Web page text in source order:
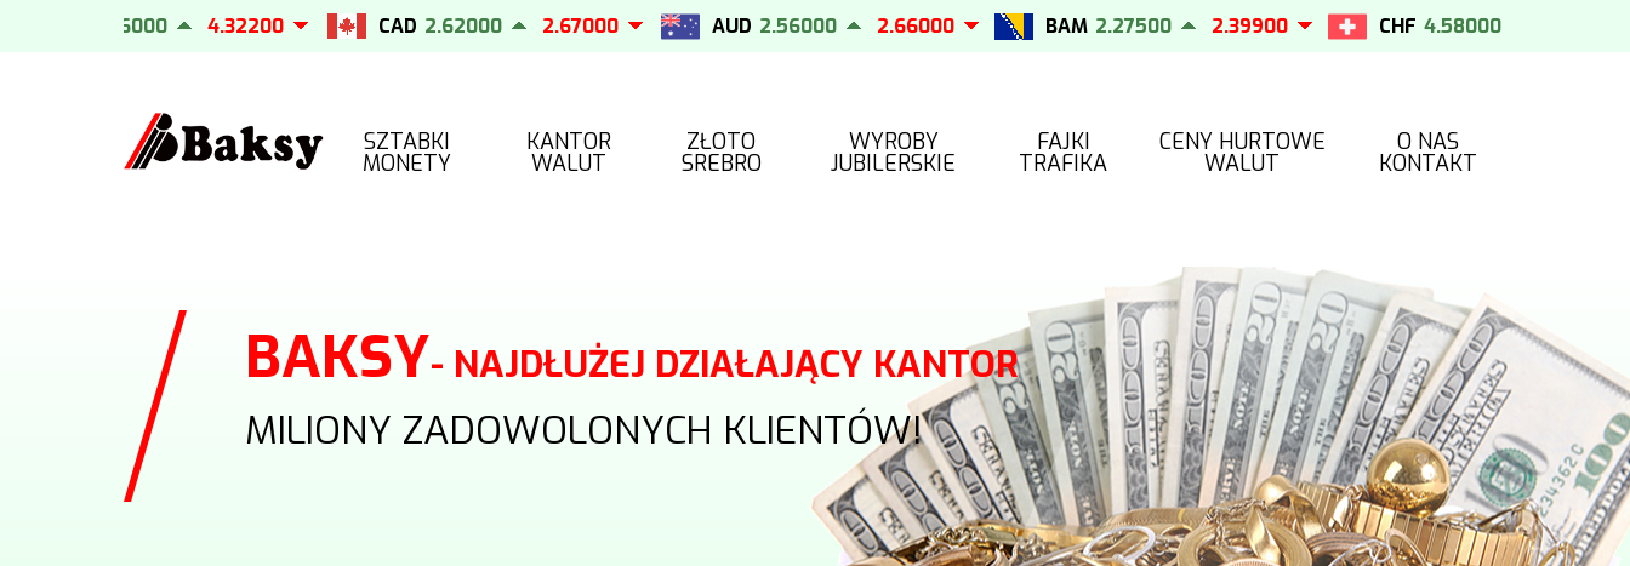
4.26000 4.32200 CAD 2.62000 2.67000 AUD 2.56000 2.66000 BAM 2.27500 2.39900 CHF 4.58000
SZTABKI
MONETY
KANTOR
WALUT
ZŁOTO
SREBRO
WYROBY
JUBILERSKIE
FAJKI
TRAFIKA
CENY HURTOWE
WALUT
O NAS
KONTAKT
BAKSY- NAJDŁUŻEJ DZIAŁAJĄCY KANTOR
MILIONY ZADOWOLONYCH KLIENTÓW!